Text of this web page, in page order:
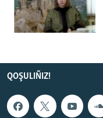
QOŞULIÑIZ!